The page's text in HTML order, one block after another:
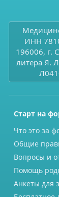
ИНН
196006, г.
литера Я.
Старт на
Что это за
Общие
Вопросы и
Помощь
Анкеты для